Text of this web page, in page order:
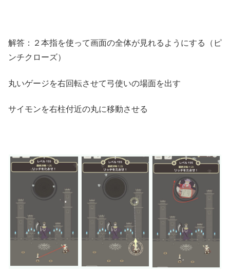
解答：２本指を使って画面の全体が見れるようにする（ピ
ンチクローズ）
丸いゲージを右回転させて弓使いの場面を出す
サイモンを右柱付近の丸に移動させる